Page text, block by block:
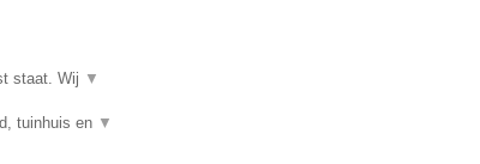
staat. Wij ▼
tuinhuis en ▼